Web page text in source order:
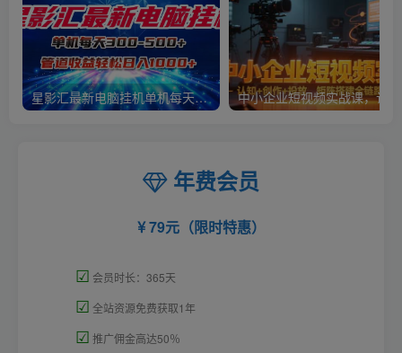
星影汇最新电脑挂机单机每天300+团队管道收益轻松日入1000+
年费会员
79元（限时特惠）
☑ 会员时长：365天
☑ 全站资源免费获取1年
☑ 推广佣金高达50％